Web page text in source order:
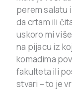
perem salatu
da crtam ili
uskoro mi
na pijacu iz
komadima
fakulteta ili
stvari – to je